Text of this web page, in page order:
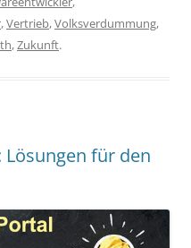
,Vertrieb,Volksverdummung,
,Zukunft.
für den